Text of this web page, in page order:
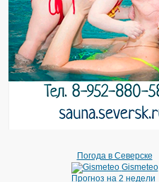
Погода в Северске
Gismeteo
Прогноз на 2 недели